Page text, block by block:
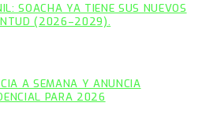
SOACHA YA TIENE SUS NUEVOS
(2026–2029).
A SEMANA Y ANUNCIA
PARA 2026